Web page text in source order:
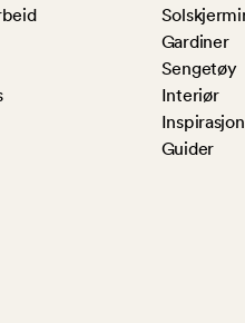
Gardiner
Sengetøy
Interiør
Inspirasjon
Guider